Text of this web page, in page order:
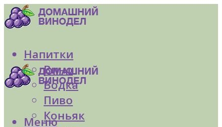
Напитки
Вино
Водка
Пиво
Коньяк
Меню